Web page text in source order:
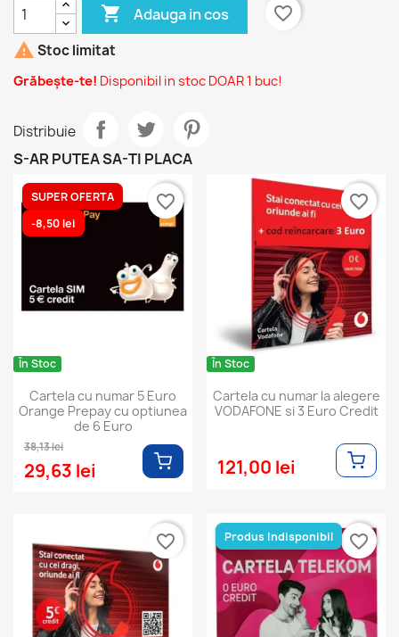
 Adauga in cos
favorite_border
 Stoc limitat
Grăbește-te! Disponibil in stoc DOAR 1 buc!
Distribuie
S-AR PUTEA SA-TI PLACA
În Stoc
Cartela cu numar 5 Euro
Orange Prepay cu optiunea
de 6 Euro
38,13 lei
29,63 lei
(2)
SUPER OFERTA
-8,50 lei
favorite_border
În Stoc
Cartela cu numar la alegere
VODAFONE si 3 Euro Credit
121,00 lei
favorite_border
favorite_border Produs Indisponibil favorite_border